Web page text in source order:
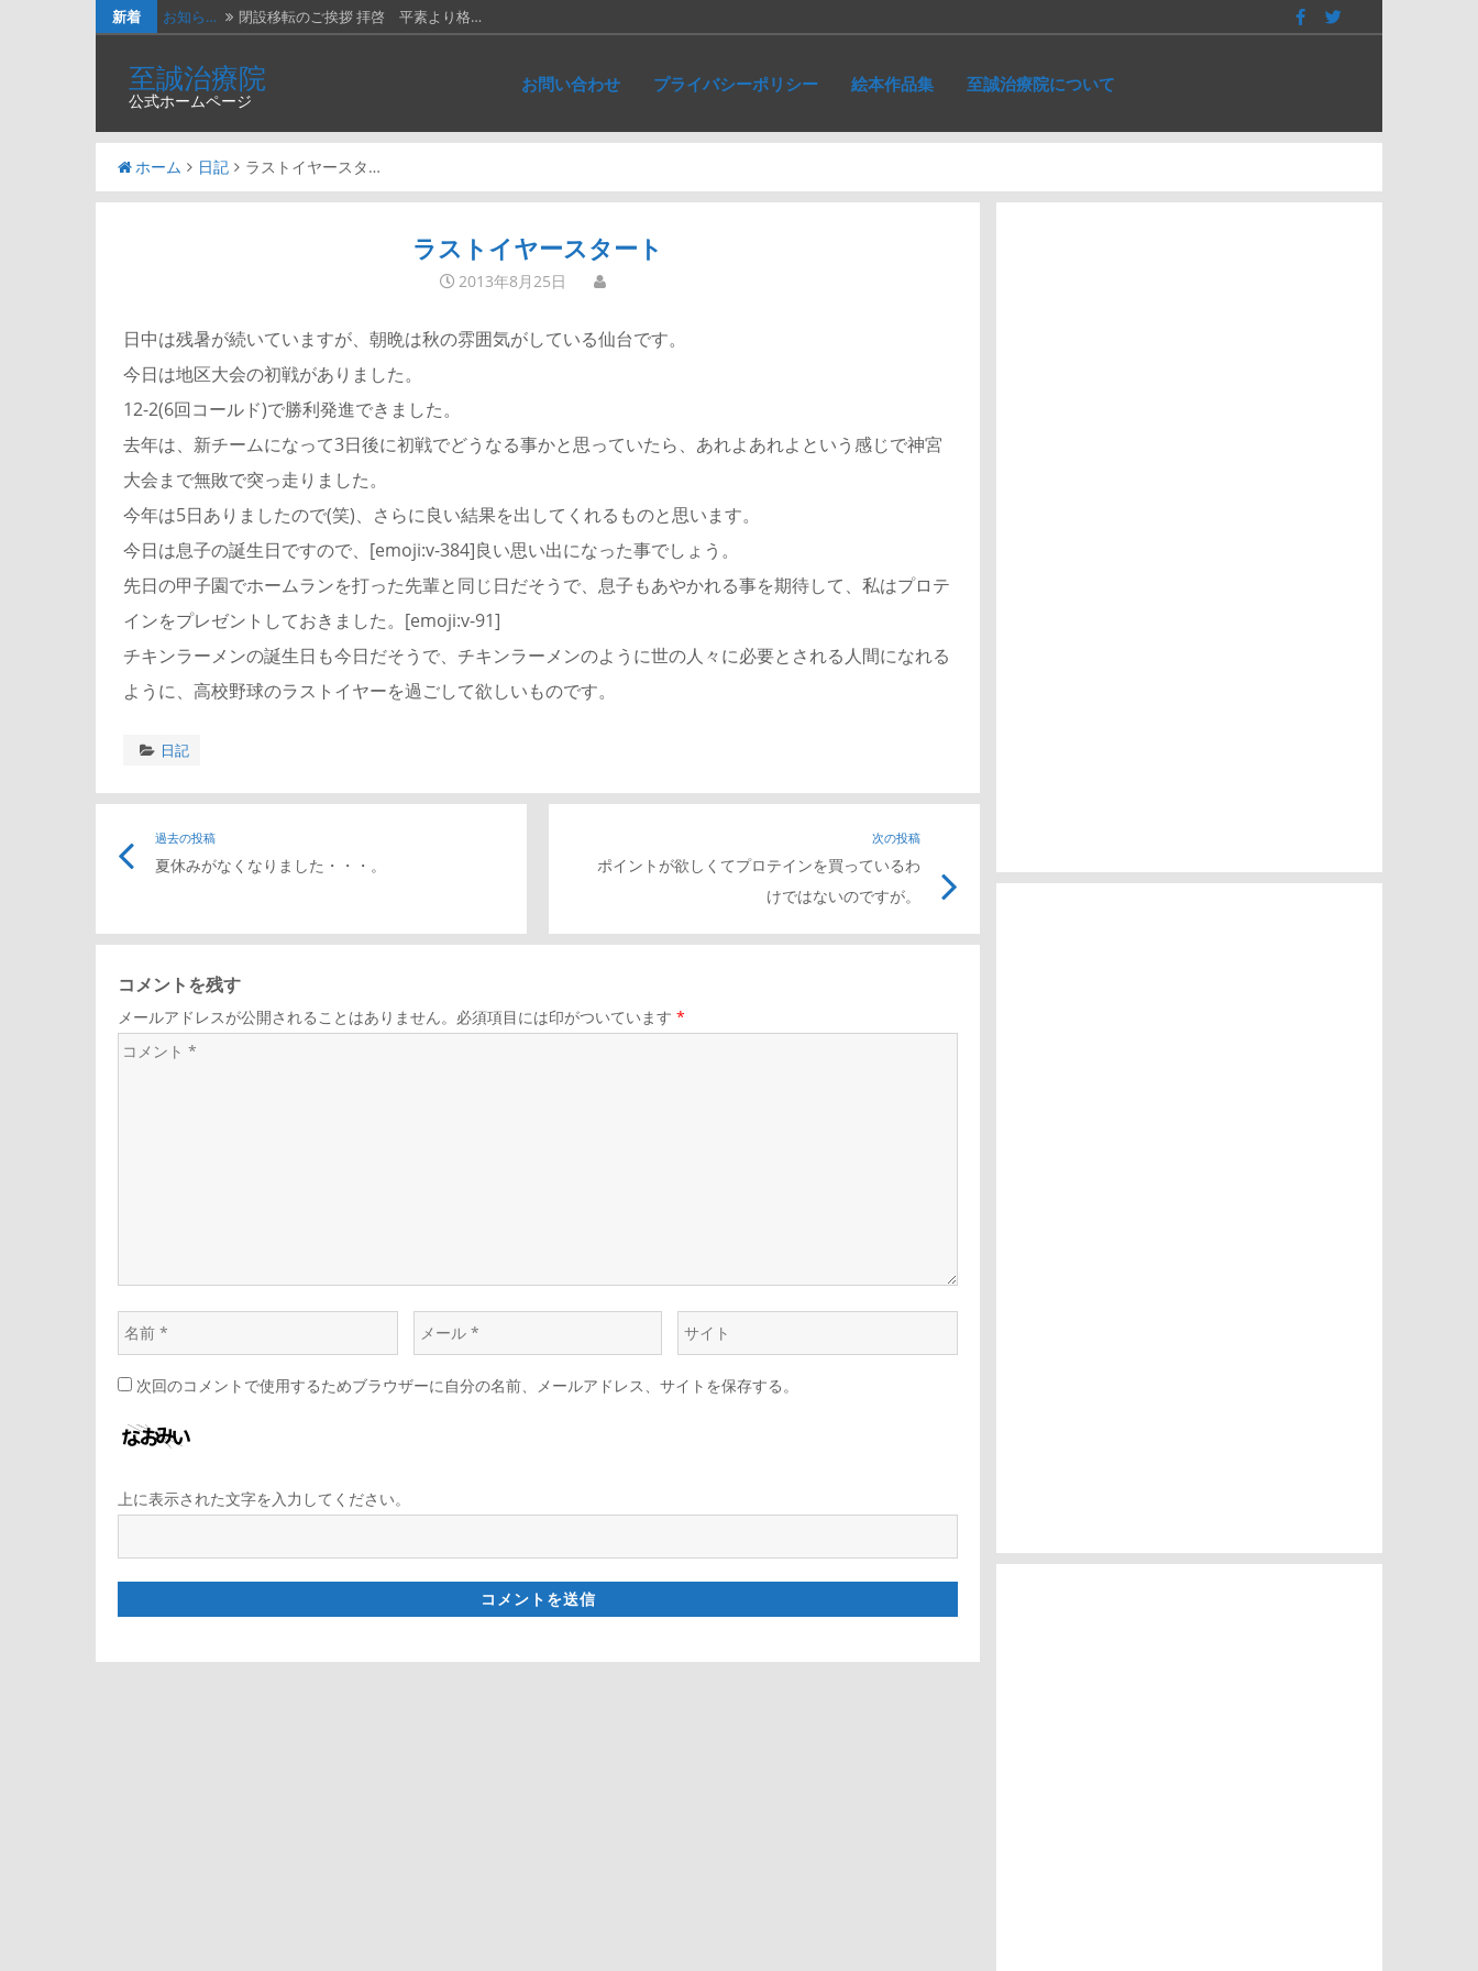
新着 お知ら… 閉設移転のご挨拶 拝啓 平素より格…
休診の… 202４年３月２日（土）は臨時休診…
休診の… 2023年７月１５日（土）は臨時休…
休診の… 2023年2月25日（土）、202…
新年の… 新年のご挨拶と移転再開のお知らせ謹…
至誠治療院
公式ホームページ
お問い合わせ プライバシーポリシー 絵本作品集 至誠治療院について
ホーム 日記 ラストイヤースタ…
ラストイヤースタート
2013年8月25日
日中は残暑が続いていますが、朝晩は秋の雰囲気がしている仙台です。
今日は地区大会の初戦がありました。
12-2(6回コールド)で勝利発進できました。
去年は、新チームになって3日後に初戦でどうなる事かと思っていたら、あれよあれよという感じで神宮
大会まで無敗で突っ走りました。
今年は5日ありましたので(笑)、さらに良い結果を出してくれるものと思います。
今日は息子の誕生日ですので、[emoji:v-384]良い思い出になった事でしょう。
先日の甲子園でホームランを打った先輩と同じ日だそうで、息子もあやかれる事を期待して、私はプロテ
インをプレゼントしておきました。[emoji:v-91]
チキンラーメンの誕生日も今日だそうで、チキンラーメンのように世の人々に必要とされる人間になれる
ように、高校野球のラストイヤーを過ごして欲しいものです。
日記
過去の投稿
夏休みがなくなりました・・・。
次の投稿
ポイントが欲しくてプロテインを買っているわ
けではないのですが。
コメントを残す
メールアドレスが公開されることはありません。必須項目には印がついています *
次回のコメントで使用するためブラウザーに自分の名前、メールアドレス、サイトを保存する。
上に表示された文字を入力してください。